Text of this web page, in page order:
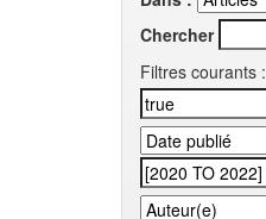
Chercher
Filtres courants :